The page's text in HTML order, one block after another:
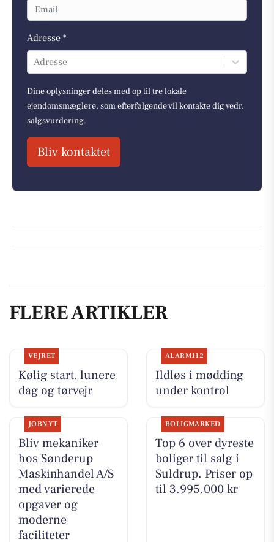
Adresse *
Adresse
Dine oplysninger deles med op til tre lokale
ejendomsmæglere, som efterfølgende vil kontakte dig vedr.
salgsvurdering.
Bliv kontaktet
FLERE ARTIKLER
VEJRET
Kølig start, lunere
dag og tørvejr
ALARM112
Ildløs i mødding
under kontrol
JOBNYT
Bliv mekaniker
hos Sønderup
Maskinhandel A/S
med varierede
opgaver og
moderne
faciliteter
BOLIGMARKED
Top 6 over dyreste
boliger til salg i
Suldrup. Priser op
til 3.995.000 kr